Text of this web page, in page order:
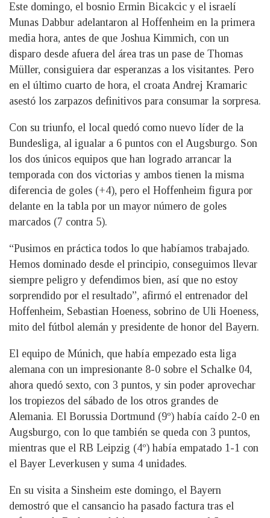
Este domingo, el bosnio Ermin Bicakcic y el israelí
Munas Dabbur adelantaron al Hoffenheim en la primera
media hora, antes de que Joshua Kimmich, con un
disparo desde afuera del área tras un pase de Thomas
Müller, consiguiera dar esperanzas a los visitantes. Pero
en el último cuarto de hora, el croata Andrej Kramaric
asestó los zarpazos definitivos para consumar la sorpresa.
Con su triunfo, el local quedó como nuevo líder de la
Bundesliga, al igualar a 6 puntos con el Augsburgo. Son
los dos únicos equipos que han logrado arrancar la
temporada con dos victorias y ambos tienen la misma
diferencia de goles (+4), pero el Hoffenheim figura por
delante en la tabla por un mayor número de goles
marcados (7 contra 5).
“Pusimos en práctica todos lo que habíamos trabajado.
Hemos dominado desde el principio, conseguimos llevar
siempre peligro y defendimos bien, así que no estoy
sorprendido por el resultado”, afirmó el entrenador del
Hoffenheim, Sebastian Hoeness, sobrino de Uli Hoeness,
mito del fútbol alemán y presidente de honor del Bayern.
El equipo de Múnich, que había empezado esta liga
alemana con un impresionante 8-0 sobre el Schalke 04,
ahora quedó sexto, con 3 puntos, y sin poder aprovechar
los tropiezos del sábado de los otros grandes de
Alemania. El Borussia Dortmund (9º) había caído 2-0 en
Augsburgo, con lo que también se queda con 3 puntos,
mientras que el RB Leipzig (4º) había empatado 1-1 con
el Bayer Leverkusen y suma 4 unidades.
En su visita a Sinsheim este domingo, el Bayern
demostró que el cansancio ha pasado factura tras el